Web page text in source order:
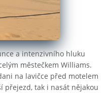
a intenzivního hluku
městečkem Williams.
na lavičce před motelem
přejezd, tak i nasát nějakou